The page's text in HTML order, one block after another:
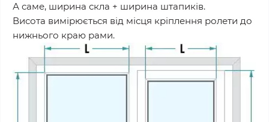
А саме, ширина скла + ширина штапиків.
Висота вимірюється від місця кріплення ролети до
нижнього краю рами.